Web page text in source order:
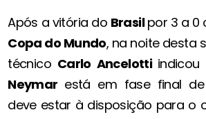
Após a vitória do Brasilpor 3 a 0
Copa do Mundo, na noite desta
técnico Carlo Ancelotti
Neymar está em fase final
deve estar à disposição para o